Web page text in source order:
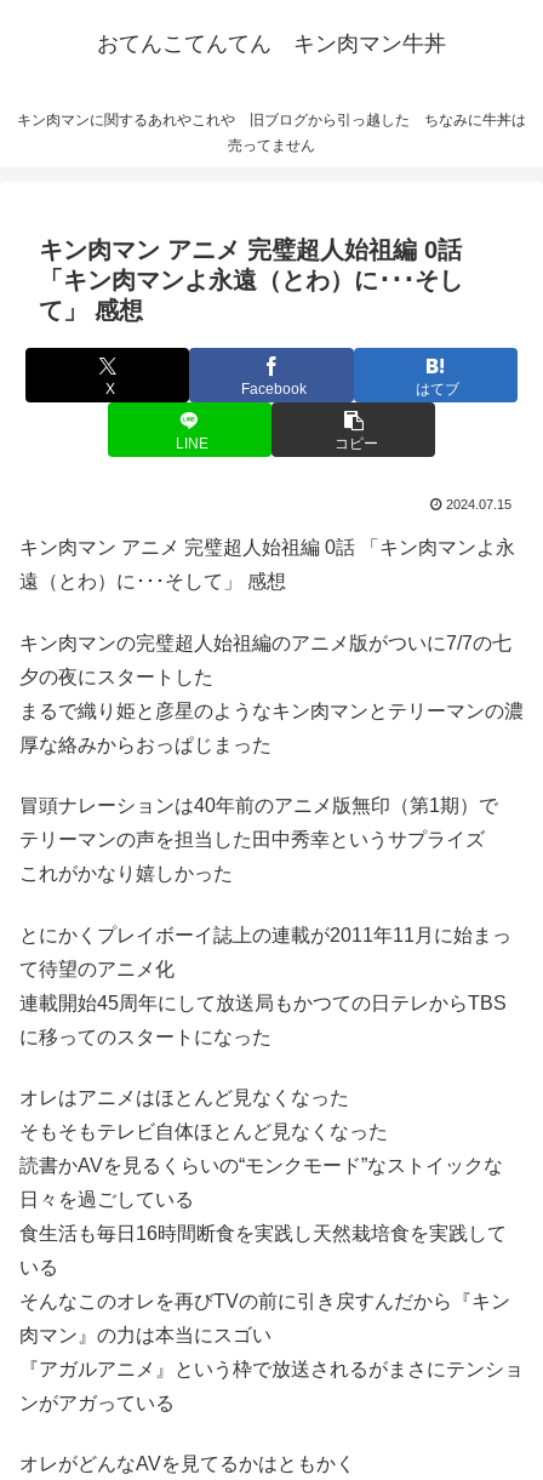
おてんこてんてん キン肉マン牛丼
キン肉マンに関するあれやこれや 旧ブログから引っ越した ちなみに牛丼は
売ってません
キン肉マン アニメ 完璧超人始祖編 0話
「キン肉マンよ永遠（とわ）に･･･そし
て」 感想
X Facebook はてブ
LINE コピー
2024.07.15
キン肉マン アニメ 完璧超人始祖編 0話 「キン肉マンよ永
遠（とわ）に･･･そして」 感想
キン肉マンの完璧超人始祖編のアニメ版がついに7/7の七
夕の夜にスタートした
まるで織り姫と彦星のようなキン肉マンとテリーマンの濃
厚な絡みからおっぱじまった
冒頭ナレーションは40年前のアニメ版無印（第1期）で
テリーマンの声を担当した田中秀幸というサプライズ
これがかなり嬉しかった
とにかくプレイボーイ誌上の連載が2011年11月に始まっ
て待望のアニメ化
連載開始45周年にして放送局もかつての日テレからTBS
に移ってのスタートになった
オレはアニメはほとんど見なくなった
そもそもテレビ自体ほとんど見なくなった
読書かAVを見るくらいの“モンクモード”なストイックな
日々を過ごしている
食生活も毎日16時間断食を実践し天然栽培食を実践して
いる
そんなこのオレを再びTVの前に引き戻すんだから『キン
肉マン』の力は本当にスゴい
『アガルアニメ』という枠で放送されるがまさにテンショ
ンがアガっている
オレがどんなAVを見てるかはともかく